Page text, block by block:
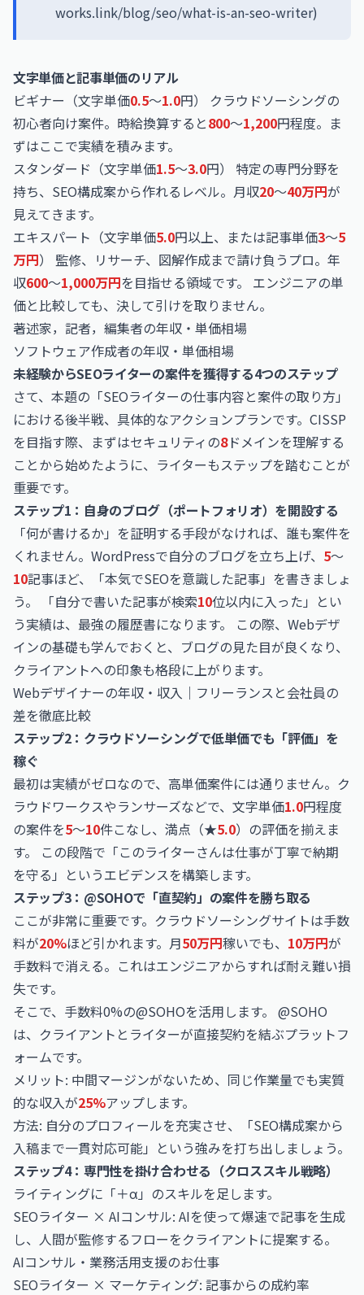
works.link/blog/seo/what-is-an-seo-writer)
文字単価と記事単価のリアル
ビギナー（文字単価0.5〜1.0円） クラウドソーシングの
初心者向け案件。時給換算すると800〜1,200円程度。ま
ずはここで実績を積みます。
スタンダード（文字単価1.5〜3.0円） 特定の専門分野を
持ち、SEO構成案から作れるレベル。月収20〜40万円が
見えてきます。
エキスパート（文字単価5.0円以上、または記事単価3〜5
万円） 監修、リサーチ、図解作成まで請け負うプロ。年
収600〜1,000万円を目指せる領域です。 エンジニアの単
価と比較しても、決して引けを取りません。
著述家，記者，編集者の年収・単価相場
ソフトウェア作成者の年収・単価相場
未経験からSEOライターの案件を獲得する4つのステップ
さて、本題の「SEOライターの仕事内容と案件の取り方」
における後半戦、具体的なアクションプランです。CISSP
を目指す際、まずはセキュリティの8ドメインを理解する
ことから始めたように、ライターもステップを踏むことが
重要です。
ステップ1：自身のブログ（ポートフォリオ）を開設する
「何が書けるか」を証明する手段がなければ、誰も案件を
くれません。WordPressで自分のブログを立ち上げ、 5〜
10記事ほど、「本気でSEOを意識した記事」を書きましょ
う。 「自分で書いた記事が検索10位以内に入った」とい
う実績は、最強の履歴書になります。 この際、Webデザ
インの基礎も学んでおくと、ブログの見た目が良くなり、
クライアントへの印象も格段に上がります。
Webデザイナーの年収・収入｜フリーランスと会社員の
差を徹底比較
ステップ2：クラウドソーシングで低単価でも「評価」を
稼ぐ
最初は実績がゼロなので、高単価案件には通りません。 ク
ラウドワークスやランサーズなどで、文字単価1.0円程度
の案件を5〜10件こなし、満点（★5.0）の評価を揃えま
す。 この段階で「このライターさんは仕事が丁寧で納期
を守る」というエビデンスを構築します。
ステップ3：@SOHOで「直契約」の案件を勝ち取る
ここが非常に重要です。クラウドソーシングサイトは手数
料が20%ほど引かれます。月50万円稼いでも、 10万円が
手数料で消える。これはエンジニアからすれば耐え難い損
失です。
そこで、手数料0%の@SOHOを活用します。 @SOHO
は、クライアントとライターが直接契約を結ぶプラットフ
ォームです。
メリット: 中間マージンがないため、同じ作業量でも実質
的な収入が25%アップします。
方法: 自分のプロフィールを充実させ、「SEO構成案から
入稿まで一貫対応可能」という強みを打ち出しましょう。
ステップ4：専門性を掛け合わせる（クロススキル戦略）
ライティングに「＋α」のスキルを足します。
SEOライター × AIコンサル: AIを使って爆速で記事を生成
し、人間が監修するフローをクライアントに提案する。
AIコンサル・業務活用支援のお仕事
SEOライター × マーケティング: 記事からの成約率